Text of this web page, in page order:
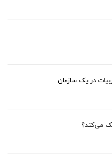
می‌کند؟